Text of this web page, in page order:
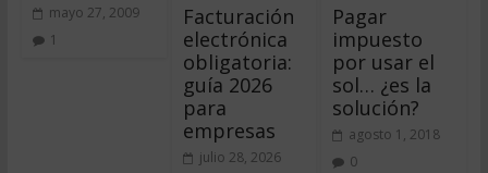
mayo 27, 2009
1
Facturación
electrónica
obligatoria:
guía 2026
para
empresas
julio 28, 2026
Pagar
impuesto
por usar el
sol… ¿es la
solución?
agosto 1, 2018
0